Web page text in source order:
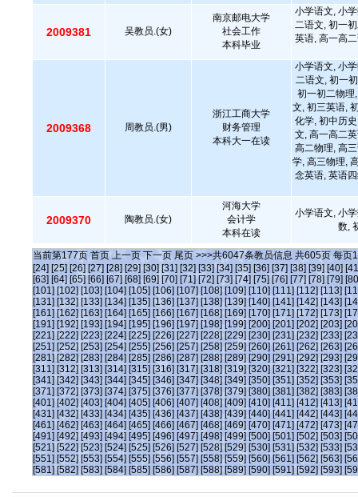
2009381 吴教员.(女)
南京邮电大学
社会工作
本科毕业
小学语文, 小
二语文, 初一
英语, 高一高
2009368 周教员.(男)
浙江工商大学
财务管理
本科大一在读
小学语文, 小
二语文, 初一
初一初二物理
文, 初三英语,
化学, 初中历
文, 高一高二
高二物理, 高
学, 高三物理,
念英语, 英语
2009370 陶教员.(女)
河海大学
会计学
本科在读
小学语文, 小
数,
当前第177页 首页 上一页 下一页 尾页 >>>共6047条教员信息 共605页 每页
[24] [25] [26] [27] [28] [29] [30] [31] [32] [33] [34] [35] [36] [37] [38] [39] [40]
[63] [64] [65] [66] [67] [68] [69] [70] [71] [72] [73] [74] [75] [76] [77] [78] [79]
[101] [102] [103] [104] [105] [106] [107] [108] [109] [110] [111] [112] [113]
[131] [132] [133] [134] [135] [136] [137] [138] [139] [140] [141] [142] [143]
[161] [162] [163] [164] [165] [166] [167] [168] [169] [170] [171] [172] [173]
[191] [192] [193] [194] [195] [196] [197] [198] [199] [200] [201] [202] [203]
[221] [222] [223] [224] [225] [226] [227] [228] [229] [230] [231] [232] [233]
[251] [252] [253] [254] [255] [256] [257] [258] [259] [260] [261] [262] [263]
[281] [282] [283] [284] [285] [286] [287] [288] [289] [290] [291] [292] [293]
[311] [312] [313] [314] [315] [316] [317] [318] [319] [320] [321] [322] [323]
[341] [342] [343] [344] [345] [346] [347] [348] [349] [350] [351] [352] [353]
[371] [372] [373] [374] [375] [376] [377] [378] [379] [380] [381] [382] [383]
[401] [402] [403] [404] [405] [406] [407] [408] [409] [410] [411] [412] [413]
[431] [432] [433] [434] [435] [436] [437] [438] [439] [440] [441] [442] [443]
[461] [462] [463] [464] [465] [466] [467] [468] [469] [470] [471] [472] [473]
[491] [492] [493] [494] [495] [496] [497] [498] [499] [500] [501] [502] [503]
[521] [522] [523] [524] [525] [526] [527] [528] [529] [530] [531] [532] [533]
[551] [552] [553] [554] [555] [556] [557] [558] [559] [560] [561] [562] [563]
[581] [582] [583] [584] [585] [586] [587] [588] [589] [590] [591] [592] [593]